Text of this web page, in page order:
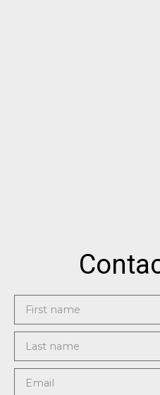
First name
Last name
Email